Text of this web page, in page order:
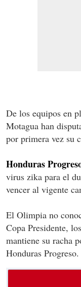
De los equipos en
Motagua han
por primera vez su
Honduras
virus zika para el
vencer al vigente
El Olimpia no
Copa Presidente,
mantiene su racha
Honduras Progreso.